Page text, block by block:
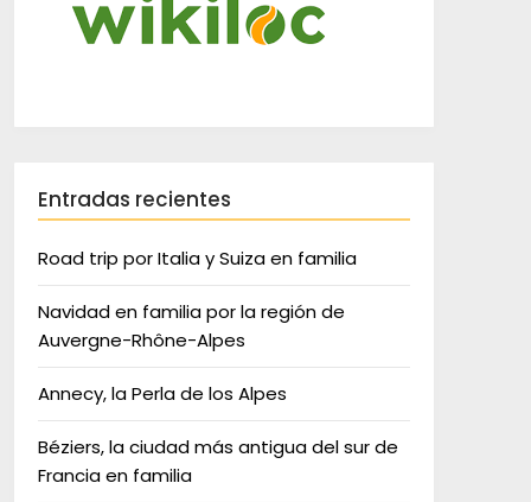
Entradas recientes
Road trip por Italia y Suiza en familia
Navidad en familia por la región de
Auvergne-Rhône-Alpes
Annecy, la Perla de los Alpes
Béziers, la ciudad más antigua del sur de
Francia en familia